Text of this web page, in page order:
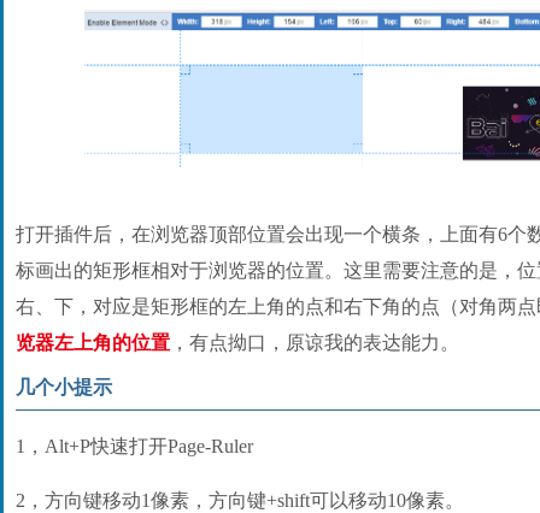
打开插件后，在浏览器顶部位置会出现一个横条，上面有6个
标画出的矩形框相对于浏览器的位置。这里需要注意的是，
右、下，对应是矩形框的左上角的点和右下角的点（对角两
览器左上角的位置 ，有点拗口，原谅我的表达能力。
几个小提示
1，Alt+P快速打开Page-Ruler
2，方向键移动1像素，方向键+shift可以移动10像素。